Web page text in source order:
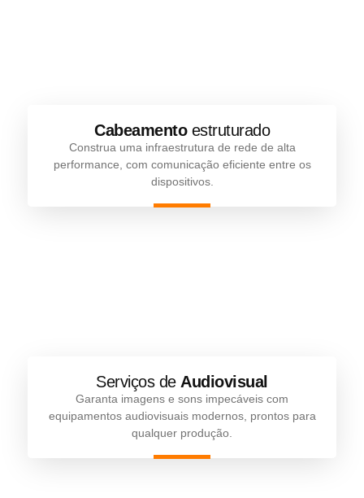
Cabeamentoestruturado
Construa uma infraestrutura de rede de alta
performance, com comunicação eficiente entre os
dispositivos.
Serviços de Audiovisual
Garanta imagens e sons impecáveis com
equipamentos audiovisuais modernos, prontos para
qualquer produção.